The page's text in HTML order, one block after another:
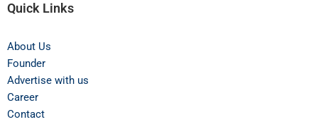
Quick Links
About Us
Founder
Advertise with us
Career
Contact